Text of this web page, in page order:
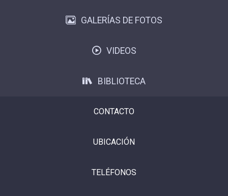
GALERÍAS DE FOTOS
VIDEOS
BIBLIOTECA
CONTACTO
UBICACIÓN
TELÉFONOS